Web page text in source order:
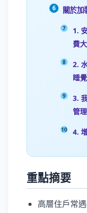
關於加
1.
費
2.
睡
3.
管
4.
重點摘要
高層住戶常